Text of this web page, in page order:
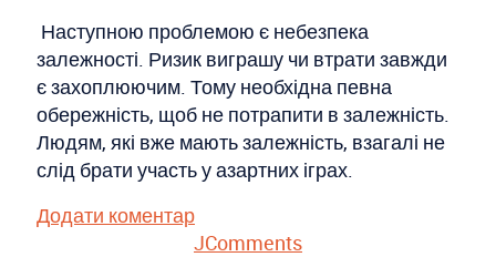
Наступною проблемою є небезпека
залежності. Ризик виграшу чи втрати завжди
є захоплюючим. Тому необхідна певна
обережність, щоб не потрапити в залежність.
Людям, які вже мають залежність, взагалі не
слід брати участь у азартних іграх.
Додати коментар
JComments